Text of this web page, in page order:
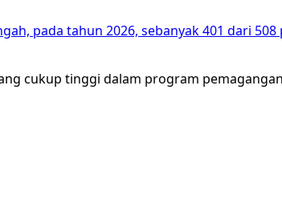
cukup tinggi dalam program